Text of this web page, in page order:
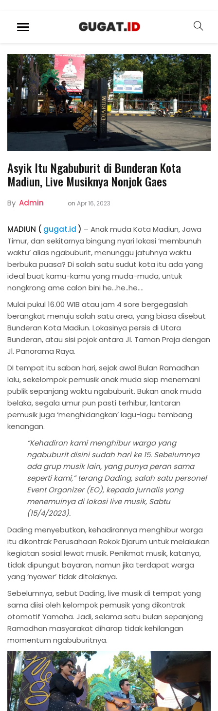
Asyik Itu Ngabuburit di Bunderan Kota
Madiun, Live Musiknya Nonjok Gaes
By Admin on Apr 16, 2023
MADIUN ( gugat.id ) – Anak muda Kota Madiun, Jawa
Timur, dan sekitarnya bingung nyari lokasi ‘membunuh
waktu’ alias ngabuburit, menunggu jatuhnya waktu
berbuka puasa? Di salah satu sudut kota itu ada yang
ideal buat kamu-kamu yang muda-muda, untuk
nongkrong ame calon bini he…he..he….
Mulai pukul 16.00 WIB atau jam 4 sore bergegaslah
berangkat menuju salah satu area, yang biasa disebut
Bunderan Kota Madiun. Lokasinya persis di Utara
Bunderan, atau sisi pojok antara Jl. Taman Praja dengan
Jl. Panorama Raya.
DI tempat itu saban hari, sejak awal Bulan Ramadhan
lalu, sekelompok pemusik anak muda siap menemani
publik sepanjang waktu ngabuburit. Bukan anak muda
belaka, segala umur pun pasti terhibur, lantaran
pemusik juga ‘menghidangkan’ lagu-lagu tembang
kenangan.
“Kehadiran kami menghibur warga yang
ngabuburit disini sudah hari ke 15. Sebelumnya
ada grup musik lain, yang punya peran sama
seperti kami,” terang Dading, salah satu personel
Event Organizer (EO), kepada jurnalis yang
menemuinya di lokasi live musik, Sabtu
(15/4/2023).
Dading menyebutkan, kehadirannya menghibur warga
itu dikontrak Perusahaan Rokok Djarum untuk melakukan
kegiatan sosial lewat musik. Penikmat musik, katanya,
tidak dipungut bayaran, namun jika terdapat warga
yang ‘nyawer’ tidak ditolaknya.
Sebelumnya, sebut Dading, live musik di tempat yang
sama diisi oleh kelompok pemusik yang dikontrak
otomotif Yamaha. Jadi, selama satu bulan sepanjang
Ramadhan masyarakat diharap tidak kehilangan
momentum ngabuburitnya.